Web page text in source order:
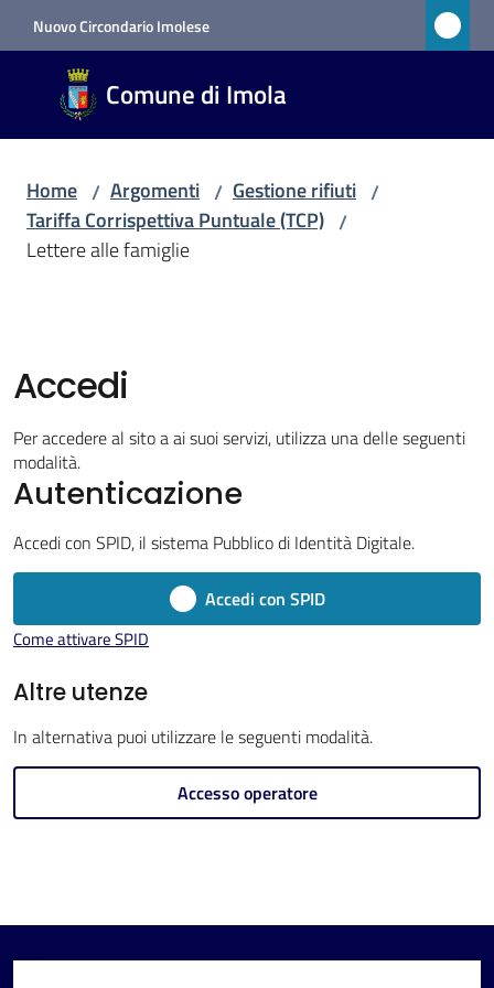
Vai al contenuto
Vai alla navigazione
Vai al footer
Nuovo Circondario Imolese
Comune di Imola
Comune
di Imola
RETE
Amministrazione
Servizi
Vivere
Imola
V
i
s
t
a
o
Home / Argomenti / Gestione rifiuti /
Tariffa Corrispettiva Puntuale (TCP) /
Lettere alle famiglie
Accedi
Per accedere al sito a ai suoi servizi, utilizza una delle seguenti
modalità.
Autenticazione
Accedi con SPID, il sistema Pubblico di Identità Digitale.
Accedi con SPID
Come attivare SPID
Altre utenze
In alternativa puoi utilizzare le seguenti modalità.
Accesso operatore